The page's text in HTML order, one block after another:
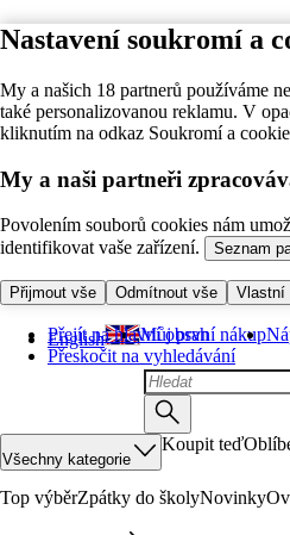
Nastavení soukromí a
My a našich 18 partnerů používáme
také personalizovanou reklamu. V
kliknutím na odkaz Soukromí a
My a naši partneři
Povolením souborů cookies nám
identifikovat vaše zařízení.
Seznam
Přijmout vše Odmítnout vše Vlastní
Přejít na hlavní obsah
Přeskočit na vyhledávání
English Můj první nákup
Všechny kategorie
Koupit teď
Top výběrZpátky do školyNovinky